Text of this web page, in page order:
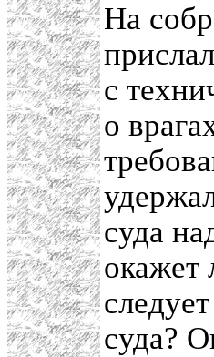
На
с
о
суда
окажет
суда?